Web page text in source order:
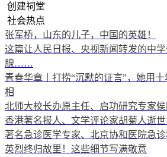
创建祠堂
社会热点
张军桥，山东的儿子，中国的英雄！
这篇让人民日报、央视新闻转发的中
腺……
青春华章丨打捞“沉默的证言”，她用
相
北师大校长办原主任、启功研究专家
香港著名报人、文学评论家胡菊人逝世
著名急诊医学专家、北京协和医院急
英烈终归故里！这些细节写满敬意